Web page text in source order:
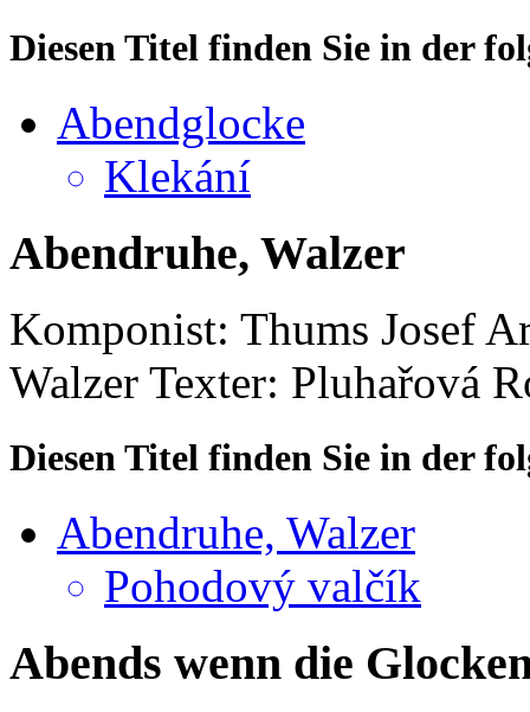
Diesen Titel finden Sie in der
Abendglocke
Klekání
Abendruhe, Walzer
Komponist: Thums Josef
Walzer Texter: Pluhařová
Diesen Titel finden Sie in der
Abendruhe, Walzer
Pohodový valčík
Abends wenn die